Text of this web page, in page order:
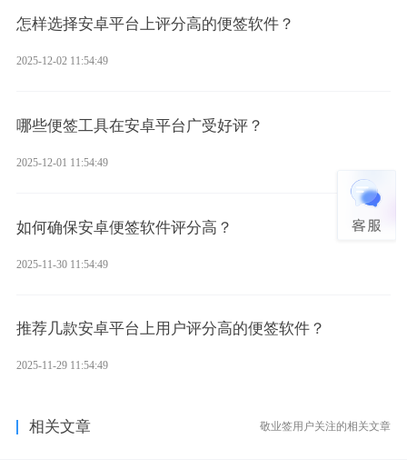
怎样选择安卓平台上评分高的便签软件？
2025-12-02 11:54:49
哪些便签工具在安卓平台广受好评？
2025-12-01 11:54:49
如何确保安卓便签软件评分高？
2025-11-30 11:54:49
推荐几款安卓平台上用户评分高的便签软件？
2025-11-29 11:54:49
相关文章 敬业签用户关注的相关文章